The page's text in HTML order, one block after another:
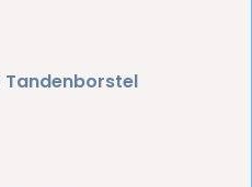
Tandenborstel